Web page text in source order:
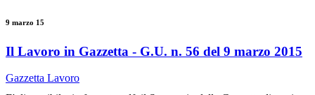
9 marzo 15
Il Lavoro in Gazzetta - G.U. n. 56 del 9 marzo 2015
Gazzetta Lavoro